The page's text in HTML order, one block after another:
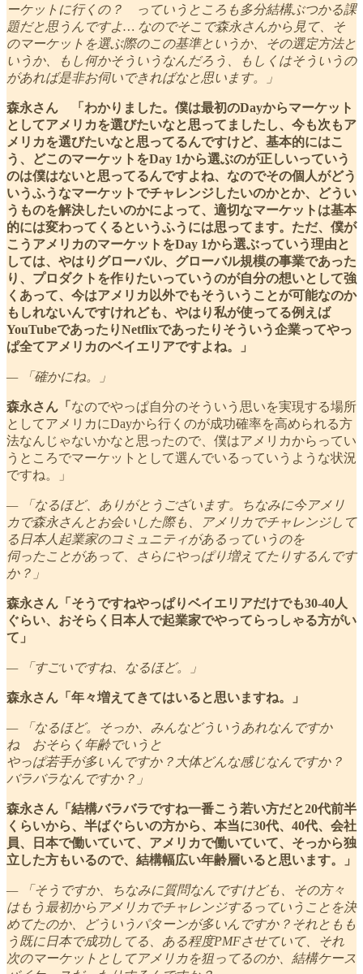
ーケットに行くの？ っていうところも多分結構ぶつかる課
題だと思うんですよ… なのでそこで森永さんから見て、そ
のマーケットを選ぶ際のこの基準というか、その選定方法と
いうか、もし何かそういうなんだろう、もしくはそういうの
があれば是非お伺いできればなと思います。」
森永さん 「わかりました。僕は最初のDayからマーケット
としてアメリカを選びたいなと思ってましたし、今も次もア
メリカを選びたいなと思ってるんですけど、基本的にはこ
う、どこのマーケットをDay 1から選ぶのが正しいっていう
のは僕はないと思ってるんですよね、なのでその個人がどう
いうふうなマーケットでチャレンジしたいのかとか、どうい
うものを解決したいのかによって、適切なマーケットは基本
的には変わってくるというふうには思ってます。ただ、僕が
こうアメリカのマーケットをDay 1から選ぶっていう理由と
しては、やはりグローバル、グローバル規模の事業であった
り、プロダクトを作りたいっていうのが自分の想いとして強
くあって、今はアメリカ以外でもそういうことが可能なのか
もしれないんですけれども、やはり私が使ってる例えば
YouTubeであったりNetflixであったりそういう企業ってやっ
ぱ全てアメリカのベイエリアですよね。」
— 「確かにね。」
森永さん「 なのでやっぱ自分のそういう思いを実現する場所
としてアメリカにDayから行くのが成功確率を高められる方
法なんじゃないかなと思ったので、僕はアメリカからってい
うところでマーケットとして選んでいるっていうような状況
ですね。」
— 「なるほど、ありがとうございます。ちなみに今アメリ
カで森永さんとお会いした際も、アメリカでチャレンジして
る日本人起業家のコミュニティがあるっていうのを
伺ったことがあって、さらにやっぱり増えてたりするんです
か？」
森永さん「そうですねやっぱりベイエリアだけでも30-40人
ぐらい、おそらく日本人で起業家でやってらっしゃる方がい
て」
— 「すごいですね、なるほど。」
森永さん「年々増えてきてはいると思いますね。」
— 「なるほど。そっか、みんなどういうあれなんですか
ね おそらく年齢でいうと
やっぱ若手が多いんですか？大体どんな感じなんですか？
バラバラなんですか？」
森永さん「結構バラバラですね一番こう若い方だと20代前半
くらいから、半ばぐらいの方から、本当に30代、40代、会社
員、日本で働いていて、アメリカで働いていて、そっから独
立した方もいるので、結構幅広い年齢層いると思います。」
— 「そうですか、ちなみに質問なんですけども、その方々
はもう最初からアメリカでチャレンジするっていうことを決
めてたのか、どういうパターンが多いんですか？それともも
う既に日本で成功してる、ある程度PMFさせていて、それ
次のマーケットとしてアメリカを狙ってるのか、結構ケース